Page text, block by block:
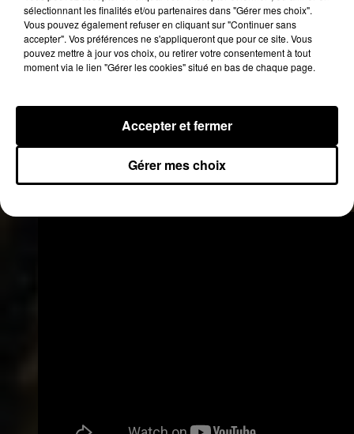
Une publication partagée par Monsieur Sal �ܠ️(@niska_officiel) le
En attendant de nouvelles exclus concernant le
originaire d’Evry envahit les ondes avec le titre
en duo avec Booba. On le retrouve
sélectionnant les finalités et/ou partenaires dans "Gérer mes choix".
Vous pouvez également refuser en cliquant sur "Continuer sans
accepter". Vos préférences ne s'appliqueront que pour ce site. Vous
pouvez mettre à jour vos choix, ou retirer votre consentement à tout
moment via le lien "Gérer les cookies" situé en bas de chaque page.
Gérer mes choix
Accepter et fermer